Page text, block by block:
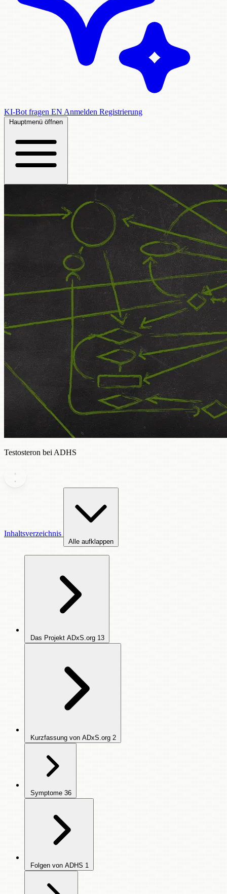
KI-Bot fragen EN Anmelden Registrierung
Hauptmenü öffnen
Testosteron bei ADHS
Inhaltsverzeichnis
Alle aufklappen
Das Projekt ADxS.org 13
Kurzfassung von ADxS.org 2
Symptome 36
Folgen von ADHS 1